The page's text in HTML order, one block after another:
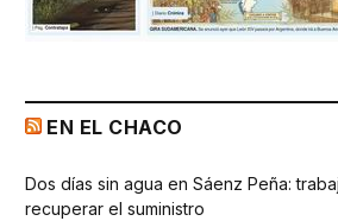
EN EL CHACO
Dos días sin agua en Sáenz Peña:
recuperar el suministro